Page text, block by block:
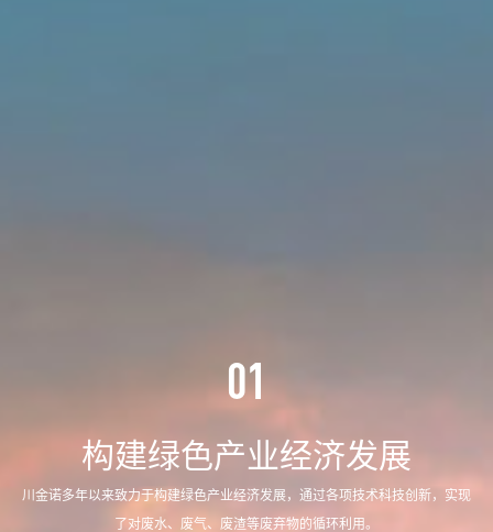
01
构建绿色产业经济发展
川金诺多年以来致力于构建绿色产业经济发展，通过各项技术科技创新，实现
了对废水、废气、废渣等废弃物的循环利用。